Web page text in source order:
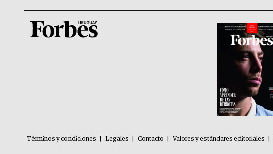
Términos y condiciones Legales Contacto Valores y estándares editoriales